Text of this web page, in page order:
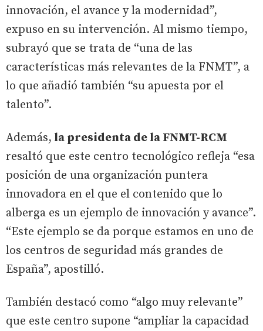
innovación, el avance y la modernidad”,
expuso en su intervención. Al mismo tiempo,
subrayó que se trata de “una de las
características más relevantes de la FNMT”, a
lo que añadió también “su apuesta por el
talento”.
Además, la presidenta de la FNMT-RCM
resaltó que este centro tecnológico refleja “esa
posición de una organización puntera
innovadora en el que el contenido que lo
alberga es un ejemplo de innovación y avance”.
“Este ejemplo se da porque estamos en uno de
los centros de seguridad más grandes de
España”, apostilló.
También destacó como “algo muy relevante”
que este centro supone “ampliar la capacidad